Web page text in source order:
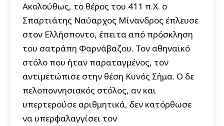
Ακολούθως, το θέρος του 411 π.Χ. ο
Σπαρτιάτης Ναύαρχος Μίνανδρος έπλευσε
στον Ελλήσποντο, έπειτα από πρόσκληση
του σατράπη Φαρνάβαζου. Τον αθηναϊκό
στόλο που ήταν παραταγμένος, τον
αντιμετώπισε στην θέση Κυνός Σήμα. Ο δε
πελοποννησιακός στόλος, αν και
υπερτερούσε αριθμητικά, δεν κατόρθωσε
να υπερφαλαγγίσει τον